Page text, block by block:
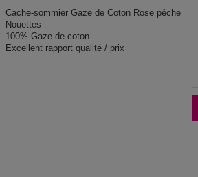
Cache-sommier Gaze de Coton Rose pêche
Nouettes
100% Gaze de coton
Excellent rapport qualité / prix